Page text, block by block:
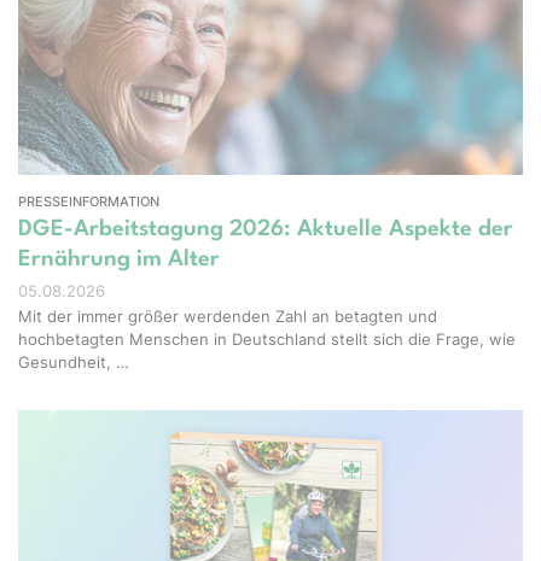
PRESSEINFORMATION
DGE-Arbeitstagung 2026: Aktuelle Aspekte der
Ernährung im Alter
05.08.2026
Mit der immer größer werdenden Zahl an betagten und
hochbetagten Menschen in Deutschland stellt sich die Frage, wie
Gesundheit, …